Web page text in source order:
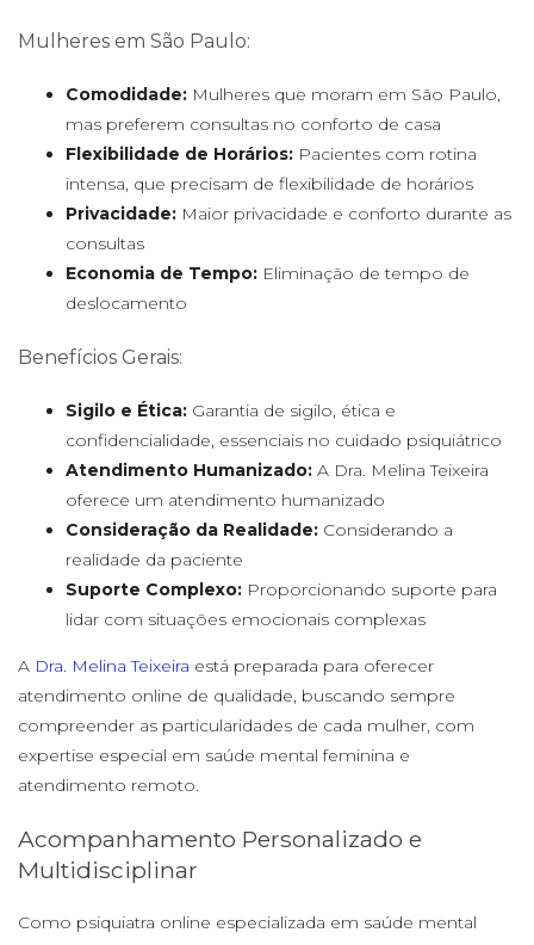
Mulheres em São Paulo:
Comodidade: Mulheres que moram em São Paulo,
mas preferem consultas no conforto de casa
Flexibilidade de Horários: Pacientes com rotina
intensa, que precisam de flexibilidade de horários
Privacidade: Maior privacidade e conforto durante as
consultas
Economia de Tempo: Eliminação de tempo de
deslocamento
Benefícios Gerais:
Sigilo e Ética: Garantia de sigilo, ética e
confidencialidade, essenciais no cuidado psiquiátrico
Atendimento Humanizado: A Dra. Melina Teixeira
oferece um atendimento humanizado
Consideração da Realidade: Considerando a
realidade da paciente
Suporte Complexo: Proporcionando suporte para
lidar com situações emocionais complexas
A Dra. Melina Teixeira está preparada para oferecer
atendimento online de qualidade, buscando sempre
compreender as particularidades de cada mulher, com
expertise especial em saúde mental feminina e
atendimento remoto.
Acompanhamento Personalizado e
Multidisciplinar
Como psiquiatra online especializada em saúde mental